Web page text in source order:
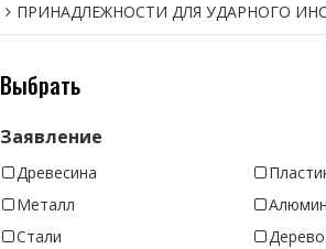
ПРИНАДЛЕЖНОСТИ ДЛЯ УДАРНОГО
Выбрать
Заявление
Древесина
Металл
Стали